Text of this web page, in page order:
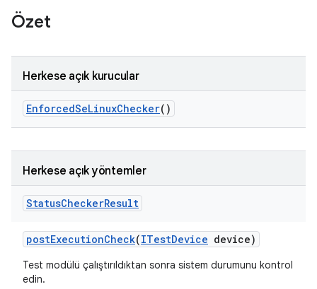
Özet
Herkese açık kurucular
EnforcedSeLinuxChecker()
Herkese açık yöntemler
StatusCheckerResult
postExecutionCheck(ITestDevice device)
Test modülü çalıştırıldıktan sonra sistem durumunu kontrol
edin.